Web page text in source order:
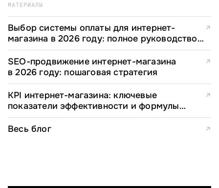
МАТЕРИАЛЫ
Выбор системы оплаты для интернет-
магазина в 2026 году: полное руководство
для e-commerce директоров
↗
SEO-продвижение интернет-магазина
в 2026 году: пошаговая стратегия
↗
KPI интернет-магазина: ключевые
показатели эффективности и формулы
расчета
↗
Весь блог ↗